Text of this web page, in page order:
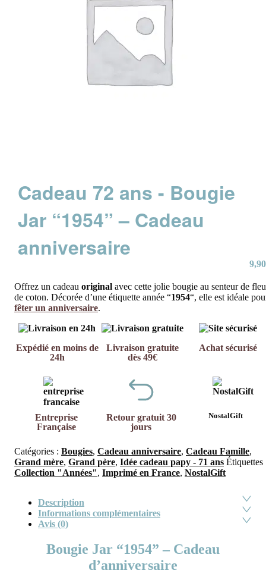
Cadeau 72 ans - Bougie
Jar “1954” – Cadeau
anniversaire
9,90
Offrez un cadeau original avec cette jolie bougie au senteur de
de coton. Décorée d’une étiquette année “1954“, elle est idéale
fêter un anniversaire.
Expédié en moins de
24h
Livraison gratuite
dès 49€
Achat sécurisé
Entreprise
Française
Retour gratuit 30
jours
NostalGift
Catégories : Bougies, Cadeau anniversaire, Cadeau Famille,
Grand mère, Grand père, Idée cadeau papy - 71 ans Étiquettes
Collection "Années", Imprimé en France, NostalGift
Description
Informations complémentaires
Avis (0)
Bougie Jar “1954” – Cadeau
d’anniversaire